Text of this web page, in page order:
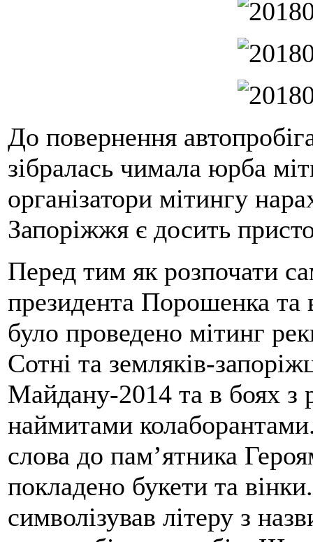
До повернення
зібралась чимала юрба
організатори мітингу
Запоріжжя є досить
Перед тим як розпочати
президента Порошенка та
було проведено мітинг
Сотні та земляків-
Майдану-2014 та в боях з
наймитами
слова до пам’ятника
покладено букети та
символізував літеру з